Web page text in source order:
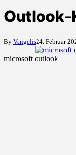
Outlook-
By Vangelis24. Februar
microsoft outlook